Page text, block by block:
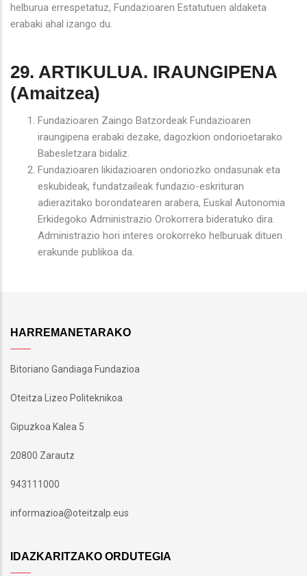
helburua errespetatuz, Fundazioaren Estatutuen aldaketa
erabaki ahal izango du.
29. ARTIKULUA. IRAUNGIPENA
(Amaitzea)
Fundazioaren Zaingo Batzordeak Fundazioaren
iraungipena erabaki dezake, dagozkion ondorioetarako
Babesletzara bidaliz.
Fundazioaren likidazioaren ondoriozko ondasunak eta
eskubideak, fundatzaileak fundazio-eskrituran
adierazitako borondatearen arabera, Euskal Autonomia
Erkidegoko Administrazio Orokorrera bideratuko dira.
Administrazio hori interes orokorreko helburuak dituen
erakunde publikoa da.
HARREMANETARAKO
Bitoriano Gandiaga Fundazioa
Oteitza Lizeo Politeknikoa
Gipuzkoa Kalea 5
20800 Zarautz
943111000
informazioa@oteitzalp.eus
IDAZKARITZAKO ORDUTEGIA